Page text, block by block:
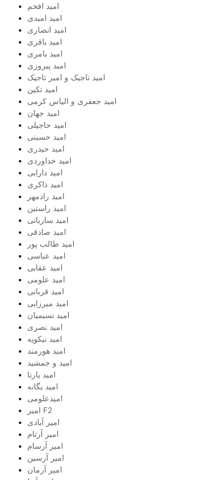
امید افخم
امید امیدی
امید انصاری
امید باقری
امید بامری
امید پیروزی
امید تاجیک و امیر تاجیک
امید تکین
امید جعفری و الیاس کرمی
امید جهان
امید حاجیلی
امید حسینی
امید حیدری
امید خداوردی
امید دارابی
امید ذاکری
امید رادمهر
امید راستین
امید ساربانی
امید صادقی
امید طالب پور
امید عباسی
امید عقابی
امید علومی
امید قربانی
امید میرزایی
امید نسیمیان
امید نصری
امید نیکویه
امید هورمند
امید و جمشید
امید یارتا
امید یگانه
امیدعلومی
امیر F2
امیر آبادی
امیر آرتام
امیر آرسام
امیر آرسین
امیر آرمان